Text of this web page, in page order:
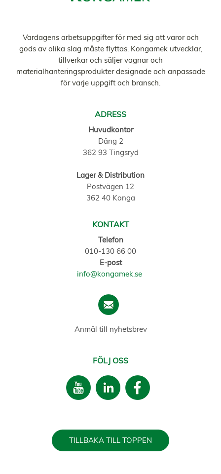
Vardagens arbetsuppgifter för med sig att varor och
gods av olika slag måste flyttas. Kongamek utvecklar,
tillverkar och säljer vagnar och
materialhanteringsprodukter designade och anpassade
för varje uppgift och bransch.
ADRESS
Huvudkontor
Dång 2
362 93 Tingsryd
Lager & Distribution
Postvägen 12
362 40 Konga
KONTAKT
Telefon
010-130 66 00
E-post
info@kongamek.se
Anmäl till nyhetsbrev
FÖLJ OSS
TILLBAKA TILL TOPPEN